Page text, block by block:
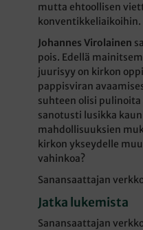
mutta ehtoollisen
konventikkeliaikoihin.
Johannes Virolainen
pois. Edellä
juurisyy on kirkon
pappisviran
suhteen olisi
sanotusti lusikka
mahdollisuuksien
kirkon ykseydelle
vahinkoa?
Sanansaattajan
Jatka lukemista
Sanansaattajan